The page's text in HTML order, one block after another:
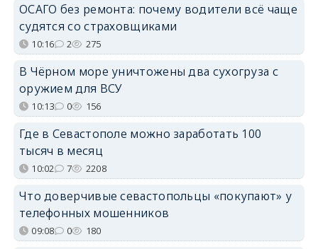
ОСАГО без ремонта: почему водители всё чаще
судятся со страховщиками
10:16 2 275
В Чёрном море уничтожены два сухогруза с
оружием для ВСУ
10:13 0 156
Где в Севастополе можно заработать 100
тысяч в месяц
10:02 7 2208
Что доверчивые севастопольцы «покупают» у
телефонных мошенников
09:08 0 180